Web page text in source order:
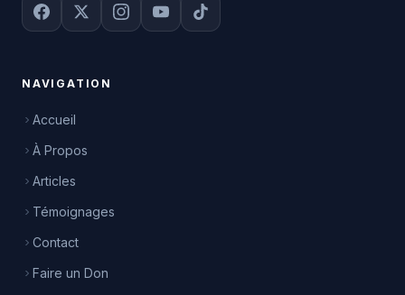
NAVIGATION
Accueil
À Propos
Articles
Témoignages
Contact
Faire un Don